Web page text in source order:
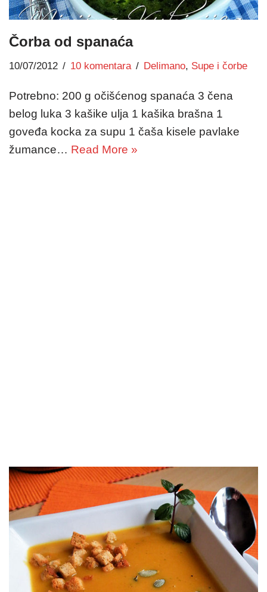
Čorba od spanaća
10/07/2012 10 komentara Delimano, Supe i čorbe
Potrebno: 200 g očišćenog spanaća 3 čena
belog luka 3 kašike ulja 1 kašika brašna 1
goveđa kocka za supu 1 čaša kisele pavlake
žumance… Read More »